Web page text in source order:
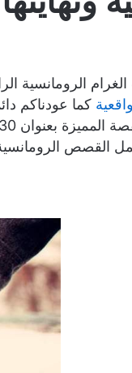
الرومانسية
كما عودناكم
القصص